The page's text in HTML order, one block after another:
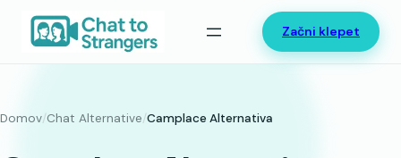
Preskoči
Začni klepet
Domov/Chat Alternative/Camplace Alternativa